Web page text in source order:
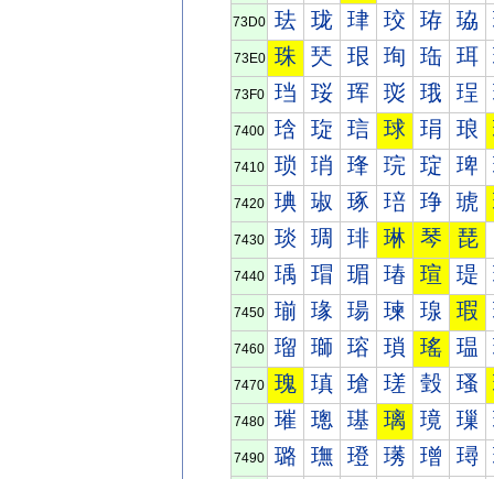
73D0 珐 珑 珒 珓 珔 珕
73E0 珠 珡 珢 珣 珤 珥
73F0 珰 珱 珲 珳 珴 珵
7400 琀 琁 琂 球 琄 琅
7410 琐 琑 琒 琓 琔 琕
7420 琠 琡 琢 琣 琤 琥
7430 琰 琱 琲 琳 琴 琵
7440 瑀 瑁 瑂 瑃 瑄 瑅
7450 瑐 瑑 瑒 瑓 瑔 瑕
7460 瑠 瑡 瑢 瑣 瑤 瑥
7470 瑰 瑱 瑲 瑳 瑴 瑵
7480 璀 璁 璂 璃 璄 璅
7490 璐 璑 璒 璓 璔 璕